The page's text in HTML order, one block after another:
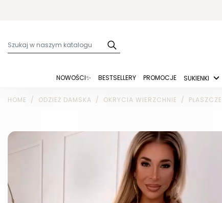
NOWOŚCI✨ BESTSELLERY PROMOCJE SUKIENKI
HOME ODZIEŻ DAMSKA OKRYCIA WIERZCHNIE PŁASZCZE